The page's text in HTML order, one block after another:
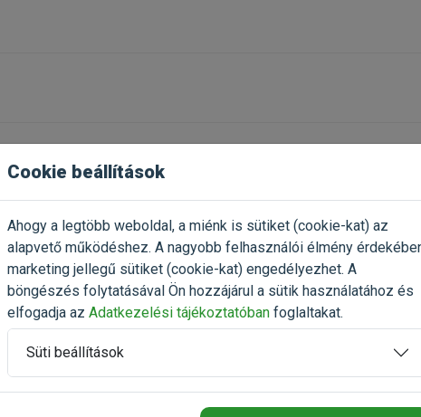
Oszd meg tapasztalatod a
gazdival!
Értékelés írása
2023.04.05.
barátoknaknak is.
fogunk rendelni.
2024.01.28.
Cookie beállítások
Ahogy a legtöbb weboldal, a miénk is sütiket (cookie-kat) az
alapvető működéshez. A nagyobb felhasználói élmény
marketing jellegű sütiket (cookie-kat) engedélyezhet. A
böngészés folytatásával Ön hozzájárul a sütik használatához és
elfogadja az Adatkezelési tájékoztatóban foglaltakat.
Süti beállítások